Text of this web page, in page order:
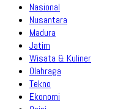
Nasional
Nusantara
Madura
Jatim
Wisata & Kuliner
Olahraga
Tekno
Ekonomi